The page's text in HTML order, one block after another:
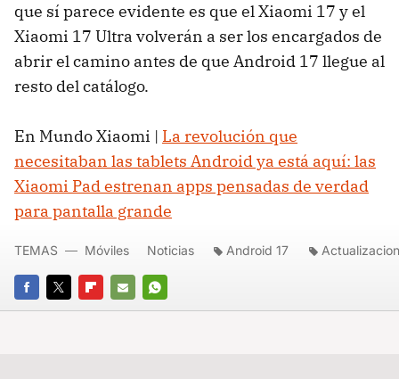
que sí parece evidente es que el Xiaomi 17 y el
Xiaomi 17 Ultra volverán a ser los encargados de
abrir el camino antes de que Android 17 llegue al
resto del catálogo.
En Mundo Xiaomi | La revolución que
necesitaban las tablets Android ya está aquí: las
Xiaomi Pad estrenan apps pensadas de verdad
para pantalla grande
FACEBOOK
TWITTERFLIPBOARD
E-
WHATSAPP
TEMAS Móviles Noticias Android 17